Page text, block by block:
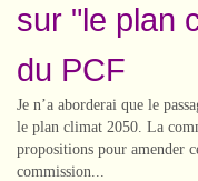
sur "le plan
du PCF
Je n’a aborderai que le
le plan climat 2050. La
propositions pour amender
commission...